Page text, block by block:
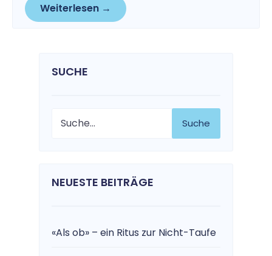
Weiterlesen →
SUCHE
Suche
NEUESTE BEITRÄGE
«Als ob» – ein Ritus zur Nicht-Taufe